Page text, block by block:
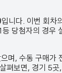
입니다. 이번 회차
당첨자의 경우
며, 수동 구매가
펴보면, 경기 5곳